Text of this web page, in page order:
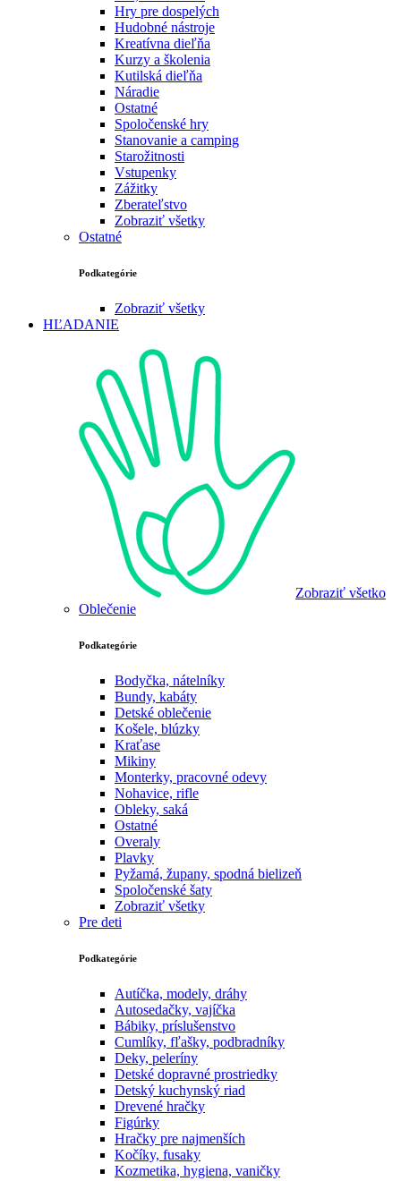
Hry pre dospelých
Hudobné nástroje
Kreatívna dieľňa
Kurzy a školenia
Kutilská dieľňa
Náradie
Ostatné
Spoločenské hry
Stanovanie a camping
Starožitnosti
Vstupenky
Zážitky
Zberateľstvo
Zobraziť všetky
Ostatné
Podkategórie
Zobraziť všetky
HĽADANIE
Zobraziť všetko
Oblečenie
Podkategórie
Bodyčka, nátelníky
Bundy, kabáty
Detské oblečenie
Košele, blúzky
Kraťase
Mikiny
Monterky, pracovné odevy
Nohavice, rifle
Obleky, saká
Ostatné
Overaly
Plavky
Pyžamá, župany, spodná bielizeň
Spoločenské šaty
Zobraziť všetky
Pre deti
Podkategórie
Autíčka, modely, dráhy
Autosedačky, vajíčka
Bábiky, príslušenstvo
Cumlíky, fľašky, podbradníky
Deky, peleríny
Detské dopravné prostriedky
Detský kuchynský riad
Drevené hračky
Figúrky
Hračky pre najmenších
Kočíky, fusaky
Kozmetika, hygiena, vaničky